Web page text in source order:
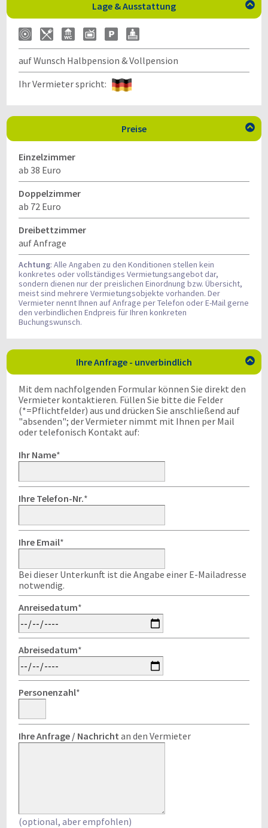
Lage & Ausstattung 
auf Wunsch Halbpension & Vollpension
Ihr Vermieter spricht:
Preise 
Einzelzimmer
ab 38 Euro
Doppelzimmer
ab 72 Euro
Dreibettzimmer
auf Anfrage
Achtung: Alle Angaben zu den Konditionen stellen kein
konkretes oder vollständiges Vermietungsangebot dar,
sondern dienen nur der preislichen Einordnung bzw. Übersicht,
meist sind mehrere Vermietungsobjekte vorhanden. Der
Vermieter nennt Ihnen auf Anfrage per Telefon oder E-Mail gerne
den verbindlichen Endpreis für Ihren konkreten
Buchungswunsch.
Ihre Anfrage - unverbindlich 
Mit dem nachfolgenden Formular können Sie direkt den
Vermieter kontaktieren. Füllen Sie bitte die Felder
(*=Pflichtfelder) aus und drücken Sie anschließend auf
"absenden"; der Vermieter nimmt mit Ihnen per Mail
oder telefonisch Kontakt auf:
Ihr Name*
Ihre Telefon-Nr.*
Ihre Email*
Bei dieser Unterkunft ist die Angabe einer E-Mailadresse
notwendig.
Anreisedatum*
Abreisedatum*
Personenzahl*
Ihre Anfrage / Nachricht an den Vermieter
(optional, aber empfohlen)